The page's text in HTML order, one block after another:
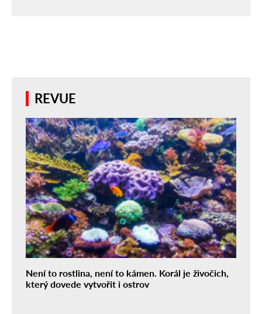
REVUE
Není to rostlina, není to kámen. Korál je živočich,
který dovede vytvořit i ostrov